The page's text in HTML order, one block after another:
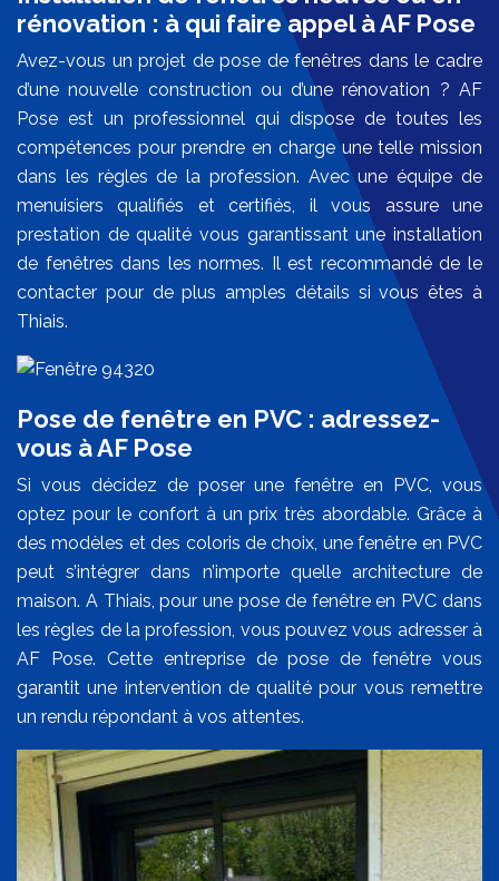
rénovation : à qui faire appel à AF Pose
Avez-vous un projet de pose de fenêtres dans le cadre
d’une nouvelle construction ou d’une rénovation ? AF
Pose est un professionnel qui dispose de toutes les
compétences pour prendre en charge une telle mission
dans les règles de la profession. Avec une équipe de
menuisiers qualifiés et certifiés, il vous assure une
prestation de qualité vous garantissant une installation
de fenêtres dans les normes. Il est recommandé de le
contacter pour de plus amples détails si vous êtes à
Thiais.
Pose de fenêtre en PVC : adressez-
vous à AF Pose
Si vous décidez de poser une fenêtre en PVC, vous
optez pour le confort à un prix très abordable. Grâce à
des modèles et des coloris de choix, une fenêtre en PVC
peut s’intégrer dans n’importe quelle architecture de
maison. A Thiais, pour une pose de fenêtre en PVC dans
les règles de la profession, vous pouvez vous adresser à
AF Pose. Cette entreprise de pose de fenêtre vous
garantit une intervention de qualité pour vous remettre
un rendu répondant à vos attentes.